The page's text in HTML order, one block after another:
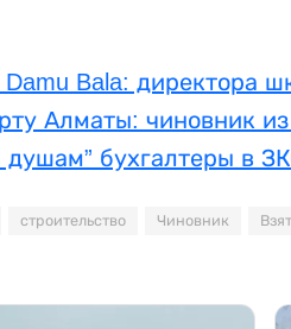
Bala: директора
Алматы: чиновник
бухгалтеры в
строительство Чиновник